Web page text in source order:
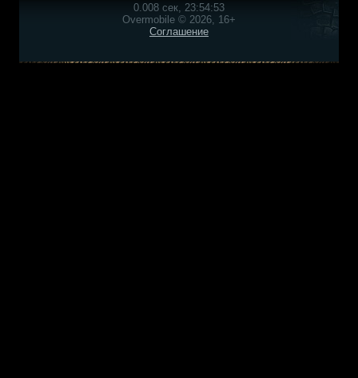
0.008 сек, 23:54:53
Overmobile © 2026, 16+
Соглашение